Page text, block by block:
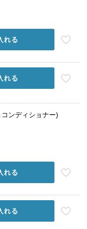
れる
れる
ンディショナー)
れる
れる